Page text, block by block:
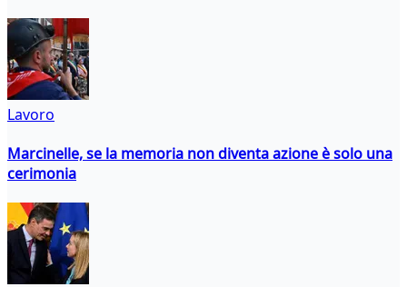
Lavoro
Marcinelle, se la memoria non diventa azione è solo una
cerimonia